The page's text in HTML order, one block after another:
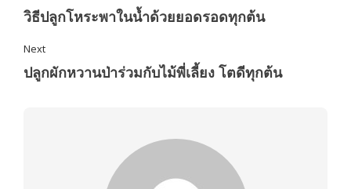
วิธีปลูกโหระพาในน้ำด้วยยอดรอดทุกต้น
Next
ปลูกผักหวานป่าร่วมกับไม้พี่เลี้ยง โตดีทุกต้น